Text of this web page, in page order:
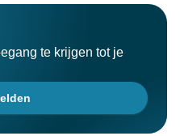
te krijgen tot je